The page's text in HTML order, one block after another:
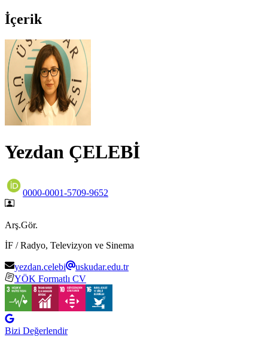
İçerik
Yezdan ÇELEBİ
0000-0001-5709-9652
Arş.Gör.
İF / Radyo, Televizyon ve Sinema
yezdan.celebi
uskudar.edu.tr
YÖK Formatlı CV
Bizi Değerlendir